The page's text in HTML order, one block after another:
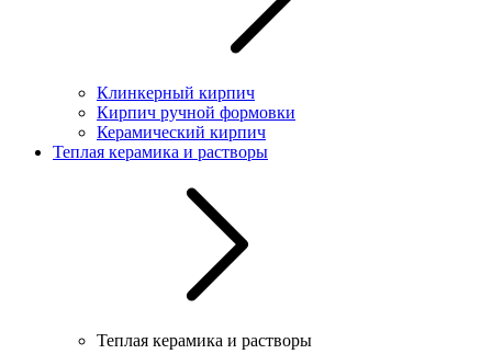
Клинкерный кирпич
Кирпич ручной формовки
Керамический кирпич
Теплая керамика и растворы
Теплая керамика и растворы